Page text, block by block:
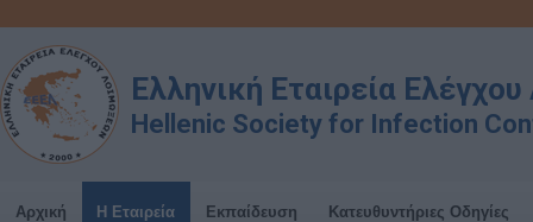
Ελληνική Εταιρεία
Hellenic Society for Infection
Αρχική Η Εταιρεία Εκπαίδευση Κατευθυντήριες Οδηγίες